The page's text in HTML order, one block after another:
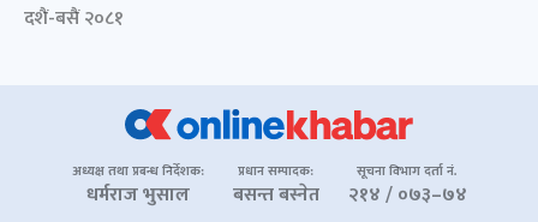
दशैं-बसैं २०८१
अध्यक्ष तथा प्रबन्ध निर्देशक:
धर्मराज भुसाल
प्रधान सम्पादक:
बसन्त बस्नेत
सूचना विभाग दर्ता नं.
२१४ / ०७३–७४